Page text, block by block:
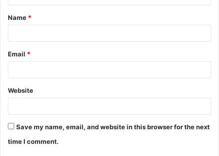
Name *
Email *
Website
Save my name, email, and website in this browser for the next
time I comment.